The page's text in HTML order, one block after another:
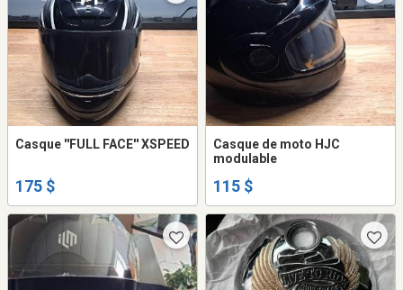
Casque ''FULL FACE'' XSPEED
175 $
Casque de moto HJC
modulable
115 $